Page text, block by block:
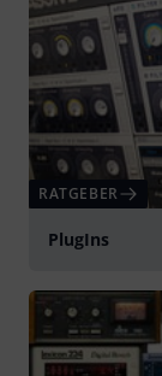
RATGEBER
PlugIns